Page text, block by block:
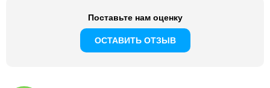
Поставьте нам оценку
ОСТАВИТЬ ОТЗЫВ